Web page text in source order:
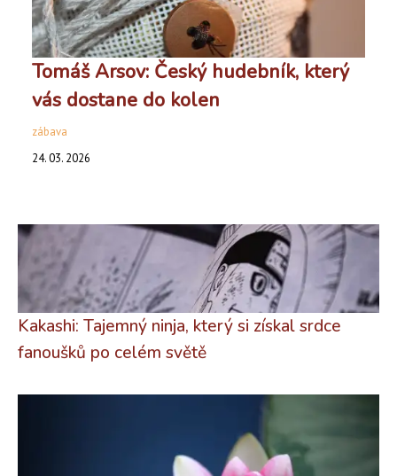
Tomáš Arsov: Český hudebník, který
vás dostane do kolen
zábava
24. 03. 2026
Kakashi: Tajemný ninja, který si získal srdce
fanoušků po celém světě